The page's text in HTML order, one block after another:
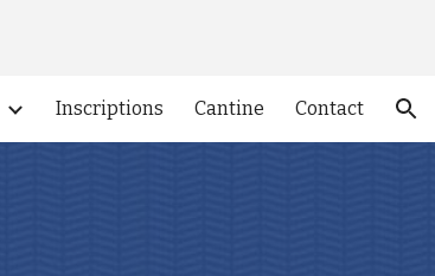
Inscriptions Cantine Contact